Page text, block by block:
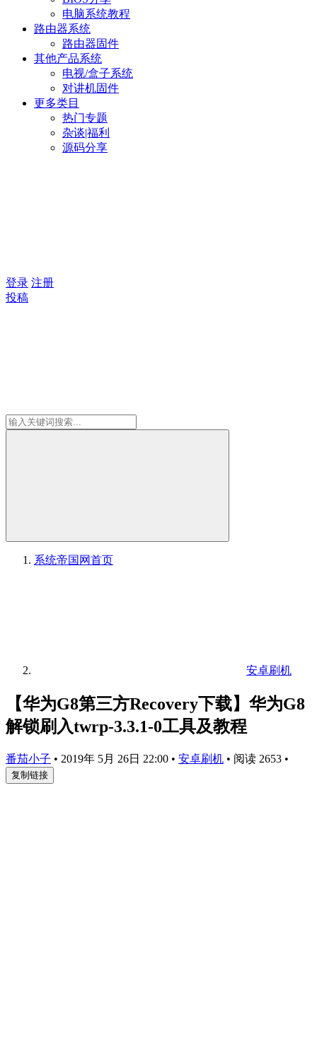
电脑系统教程
路由器系统
路由器固件
其他产品系统
电视/盒子系统
对讲机固件
更多类目
热门专题
杂谈|福利
源码分享
登录 注册
投稿
系统帝国网首页
安卓刷机
【华为G8第三方Recovery下载】华为G8
解锁刷入twrp-3.3.1-0工具及教程
番茄小子 • 2019年 5月 26日 22:00 • 安卓刷机 • 阅读 2653 •
复制链接